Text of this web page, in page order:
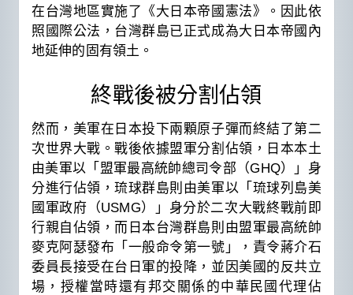
在台灣地區實施了《大日本帝國憲法》。因此依
照國際公法，台灣群島已正式成為大日本帝國內
地延伸的固有領土。
終戰後被分割佔領
然而，美軍在日本投下兩顆原子彈而終結了第二
次世界大戰。戰後依據盟軍分割佔領，日本本土
由美軍以「盟軍最高統帥總司令部（GHQ）」身
分進行佔領，琉球群島則由美軍以「琉球列島美
國軍政府（USMG）」身分於二次大戰終戰前即
行親自佔領，而日本台灣群島則由盟軍最高統帥
麥克阿瑟發布「一般命令第一號」，責令蔣介石
委員長接受在台日軍的投降，並因美國的反共立
場，授權當時還有邦交關係的中華民國代理佔